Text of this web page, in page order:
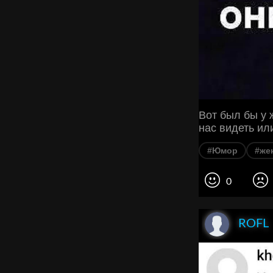
Вот был бы у
нас видеть
#Юмор
0
ROFL